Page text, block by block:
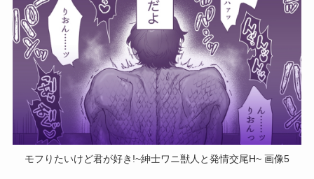
モフりたいけど君が好き!~紳士ワニ獣人と発情交尾H~ 画像5